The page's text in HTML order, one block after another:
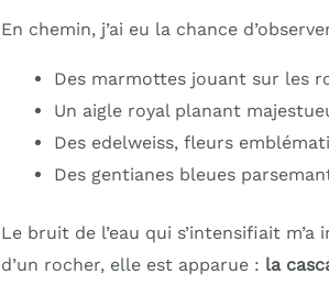
En chemin, j’ai eu la chance
Des marmottes jouant sur les
Un aigle royal planant
Des edelweiss, fleurs
Des gentianes bleues
Le bruit de l’eau qui s’intensifiait
d’un rocher, elle est apparue : la